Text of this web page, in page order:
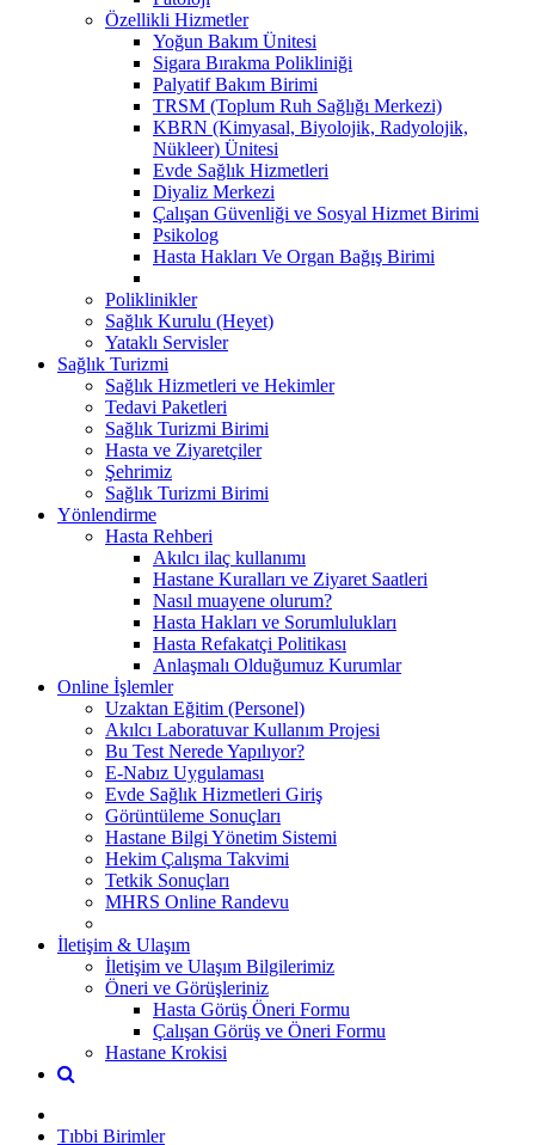
Özellikli Hizmetler
Yoğun Bakım Ünitesi
Sigara Bırakma Polikliniği
Palyatif Bakım Birimi
TRSM (Toplum Ruh Sağlığı Merkezi)
KBRN (Kimyasal, Biyolojik, Radyolojik,
Nükleer) Ünitesi
Evde Sağlık Hizmetleri
Diyaliz Merkezi
Çalışan Güvenliği ve Sosyal Hizmet Birimi
Psikolog
Hasta Hakları Ve Organ Bağış Birimi
Poliklinikler
Sağlık Kurulu (Heyet)
Yataklı Servisler
Sağlık Turizmi
Sağlık Hizmetleri ve Hekimler
Tedavi Paketleri
Sağlık Turizmi Birimi
Hasta ve Ziyaretçiler
Şehrimiz
Sağlık Turizmi Birimi
Yönlendirme
Hasta Rehberi
Akılcı ilaç kullanımı
Hastane Kuralları ve Ziyaret Saatleri
Nasıl muayene olurum?
Hasta Hakları ve Sorumlulukları
Hasta Refakatçi Politikası
Anlaşmalı Olduğumuz Kurumlar
Online İşlemler
Uzaktan Eğitim (Personel)
Akılcı Laboratuvar Kullanım Projesi
Bu Test Nerede Yapılıyor?
E-Nabız Uygulaması
Evde Sağlık Hizmetleri Giriş
Görüntüleme Sonuçları
Hastane Bilgi Yönetim Sistemi
Hekim Çalışma Takvimi
Tetkik Sonuçları
MHRS Online Randevu
İletişim & Ulaşım
İletişim ve Ulaşım Bilgilerimiz
Öneri ve Görüşleriniz
Hasta Görüş Öneri Formu
Çalışan Görüş ve Öneri Formu
Hastane Krokisi
Tıbbi Birimler